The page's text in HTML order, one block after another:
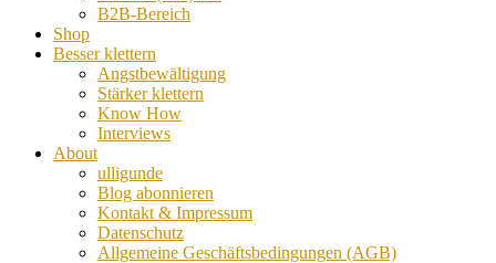
B2B-Bereich
Shop
Besser klettern
Angstbewältigung
Stärker klettern
Know How
Interviews
About
ulligunde
Blog abonnieren
Kontakt & Impressum
Datenschutz
Allgemeine Geschäftsbedingungen (AGB)